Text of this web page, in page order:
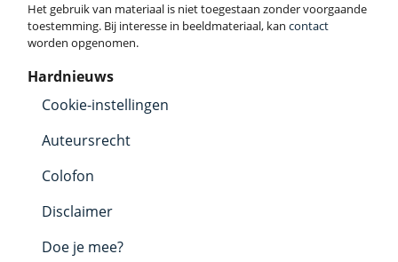
Het gebruik van materiaal is niet toegestaan zonder voorgaande
toestemming. Bij interesse in beeldmateriaal, kan contact
worden opgenomen.
Hardnieuws
Cookie-instellingen
Auteursrecht
Colofon
Disclaimer
Doe je mee?